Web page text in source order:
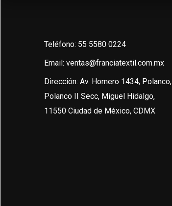
Teléfono: 55 5580 0224
Email: ventas@franciatextil.com.mx
Dirección: Av. Homero 1434, Polanco,
Polanco II Secc, Miguel Hidalgo,
11550 Ciudad de México, CDMX